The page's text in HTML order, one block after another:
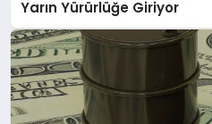
Yarın Yürürlüğe Giriyor